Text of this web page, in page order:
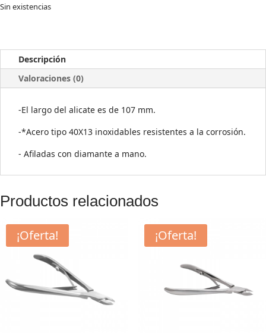
Sin existencias
Descripción
Valoraciones (0)
-El largo del alicate es de 107 mm.
-*Acero tipo 40X13 inoxidables resistentes a la corrosión.
- Afiladas con diamante a mano.
Productos relacionados
¡Oferta! ¡Oferta!